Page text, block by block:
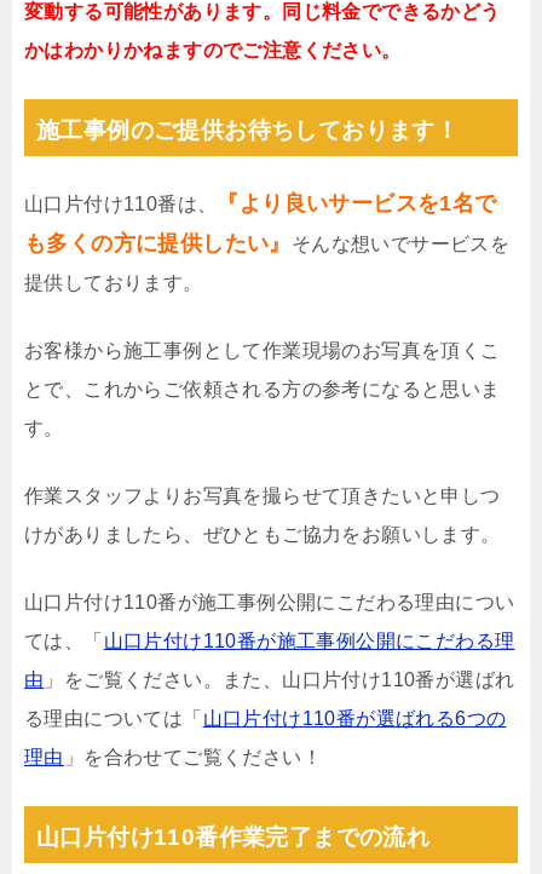
変動する可能性があります。同じ料金でできるかどう
かはわかりかねますのでご注意ください。
施工事例のご提供お待ちしております！
山口片付け110番は、
『より良いサービスを1名で
も多くの方に提供したい』
そんな想いでサービスを
提供しております。
お客様から施工事例として作業現場のお写真を頂くこ
とで、これからご依頼される方の参考になると思いま
す。
作業スタッフよりお写真を撮らせて頂きたいと申しつ
けがありましたら、ぜひともご協力をお願いします。
山口片付け110番が施工事例公開にこだわる理由につい
ては、「 山口片付け110番が施工事例公開にこだわる理
由 」をご覧ください。また、山口片付け110番が選ばれ
る理由については「 山口片付け110番が選ばれる6つの
理由 」を合わせてご覧ください！
山口片付け110番作業完了までの流れ